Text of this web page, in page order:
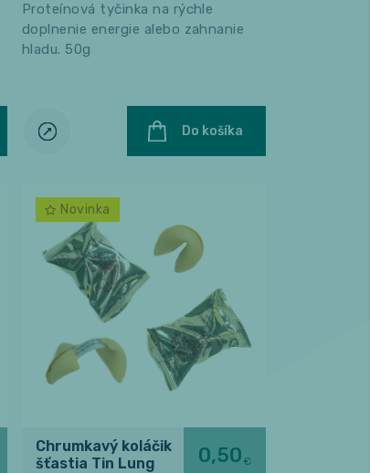
Proteínová tyčinka na rýchle
doplnenie energie alebo zahnanie
hladu. 50g
Do košíka
Novinka
Chrumkavý koláčik
šťastia Tin Lung
0,50€